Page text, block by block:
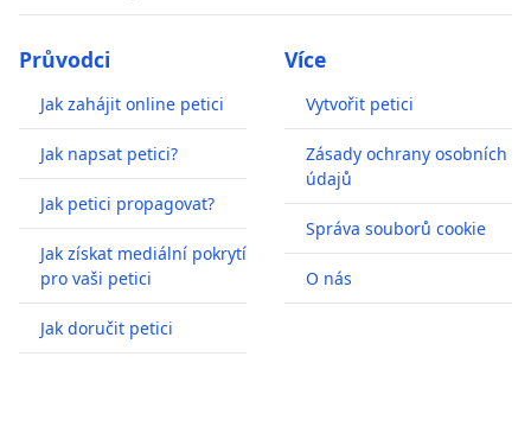
Průvodci
Jak zahájit online petici
Jak napsat petici?
Jak petici propagovat?
Jak získat mediální pokrytí
pro vaši petici
Jak doručit petici
Více
Vytvořit petici
Zásady ochrany osobních
údajů
Správa souborů cookie
O nás